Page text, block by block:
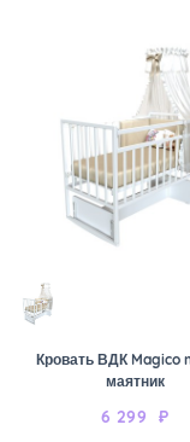
Кровать ВДК Magico
маятник
6 299 ₽